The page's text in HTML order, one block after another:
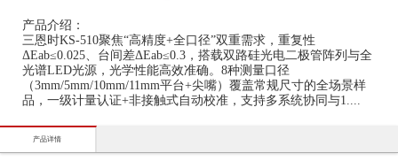
产品介绍：
三恩时KS-510聚焦“高精度+全口径”双重需求，重复性
ΔEab≤0.025、台间差ΔEab≤0.3，搭载双路硅光电二极管阵列与全
光谱LED光源，光学性能高效准确。8种测量口径
（3mm/5mm/10mm/11mm平台+尖嘴）覆盖常规尺寸的全场景样
品，一级计量认证+非接触式自动校准，支持多系统协同与1....
产品详情